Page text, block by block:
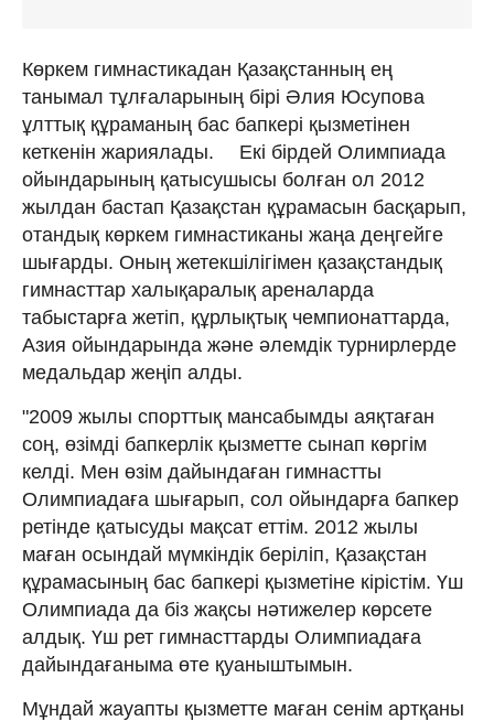
Көркем гимнастикадан Қазақстанның ең
танымал тұлғаларының бірі Әлия Юсупова
ұлттық құраманың бас бапкері қызметінен
кеткенін жариялады. ⠀ Екі бірдей Олимпиада
ойындарының қатысушысы болған ол 2012
жылдан бастап Қазақстан құрамасын басқарып,
отандық көркем гимнастиканы жаңа деңгейге
шығарды. Оның жетекшілігімен қазақстандық
гимнасттар халықаралық ареналарда
табыстарға жетіп, құрлықтық чемпионаттарда,
Азия ойындарында және әлемдік турнирлерде
медальдар жеңіп алды.
"2009 жылы спорттық мансабымды аяқтаған
соң, өзімді бапкерлік қызметте сынап көргім
келді. Мен өзім дайындаған гимнастты
Олимпиадаға шығарып, сол ойындарға бапкер
ретінде қатысуды мақсат еттім. 2012 жылы
маған осындай мүмкіндік беріліп, Қазақстан
құрамасының бас бапкері қызметіне кірістім. Үш
Олимпиада да біз жақсы нәтижелер көрсете
алдық. Үш рет гимнасттарды Олимпиадаға
дайындағаныма өте қуаныштымын.
Мұндай жауапты қызметте маған сенім артқаны